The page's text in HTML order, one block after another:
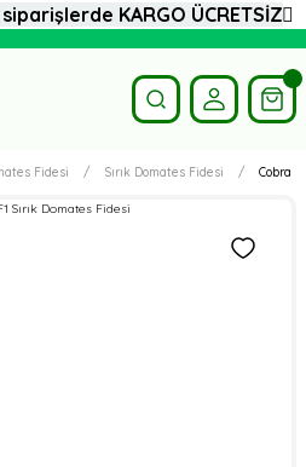
Fidesi Sırık Domates Fidesi Cobra
KARGO ÜCRETSİZ